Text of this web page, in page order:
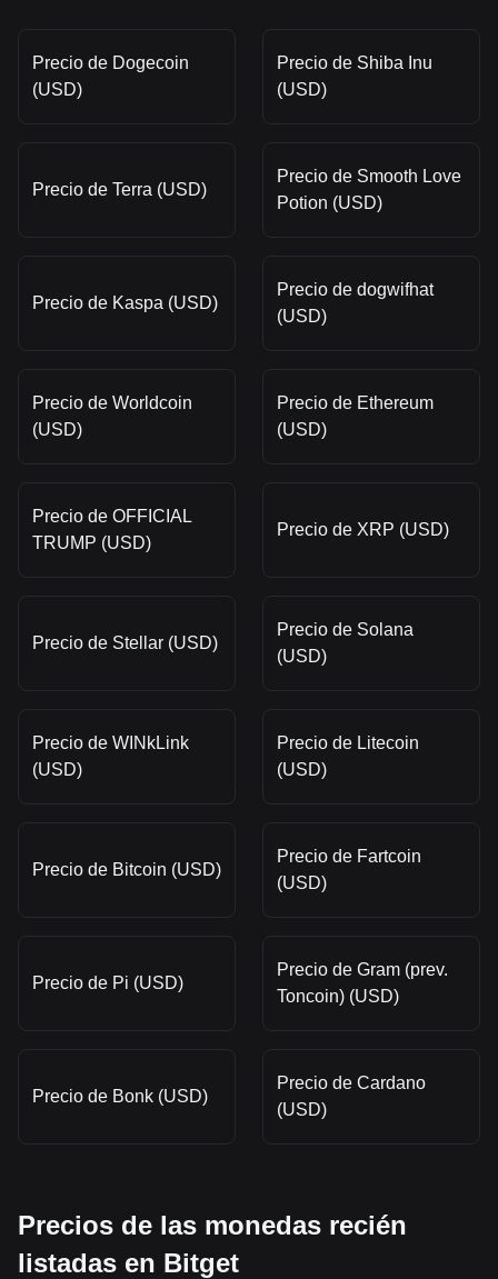
Precio de Dogecoin
(USD)
Precio de Shiba Inu
(USD)
Precio de Terra (USD)
Precio de Smooth Love
Potion (USD)
Precio de Kaspa (USD)
Precio de dogwifhat
(USD)
Precio de Worldcoin
(USD)
Precio de Ethereum
(USD)
Precio de OFFICIAL
TRUMP (USD)
Precio de XRP (USD)
Precio de Stellar (USD)
Precio de Solana
(USD)
Precio de WINkLink
(USD)
Precio de Litecoin
(USD)
Precio de Bitcoin (USD)
Precio de Fartcoin
(USD)
Precio de Pi (USD)
Precio de Gram (prev.
Toncoin) (USD)
Precio de Bonk (USD)
Precio de Cardano
(USD)
Precios de las monedas recién
listadas en Bitget